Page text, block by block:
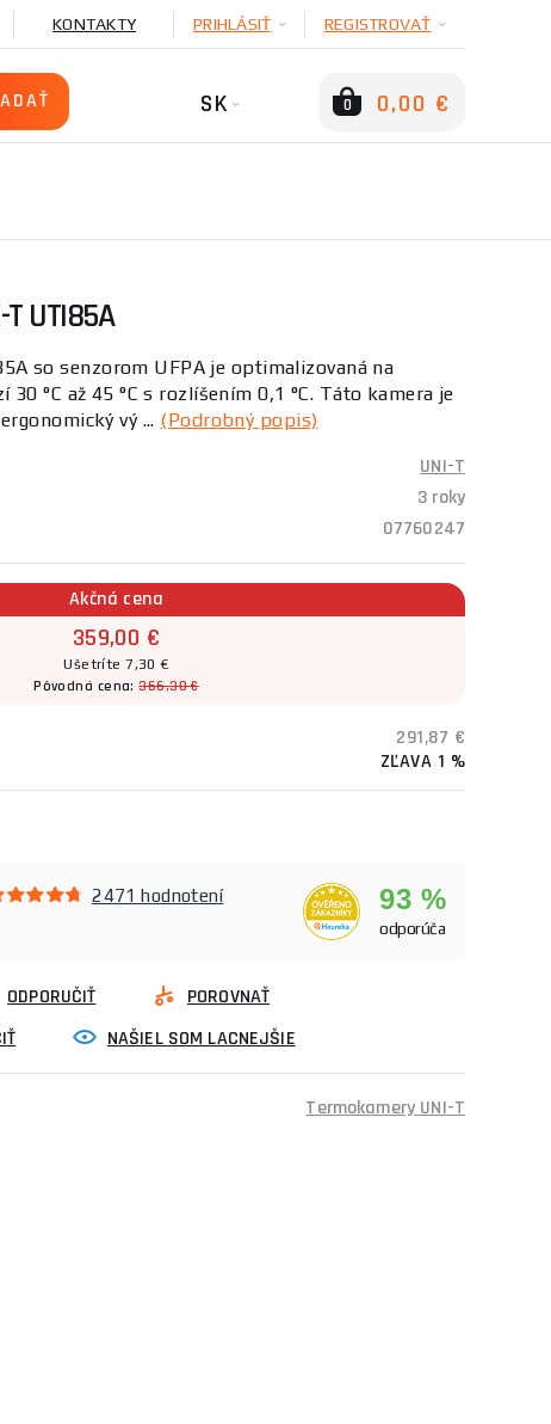
KONTAKTY PRIHLÁSIŤ REGISTROVAŤ
SK 0 0,00 €
T UTI85A
so senzorom UFPA je optimalizovaná na
°C až 45 °C s rozlíšením 0,1 °C. Táto kamera je
vý ... (Podrobný popis)
UNI-T
3 roky
07760247
Akčná cena
359,00 €
Ušetríte 7,30 €
Pôvodná cena:366,30 €
291,87 €
ZĽAVA 1 %
2471 hodnotení
93 %
odporúča
ODPORUČIŤ
POROVNAŤ
NAŠIEL SOM LACNEJŠIE
Termokamery UNI-T